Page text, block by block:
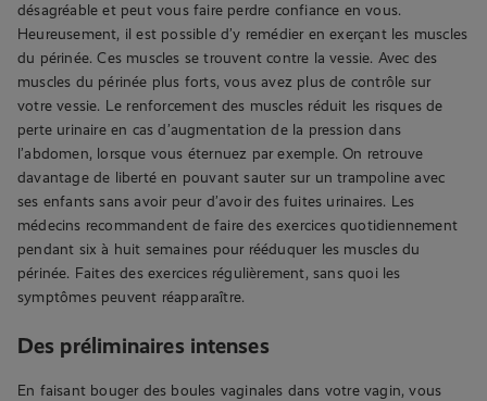
désagréable et peut vous faire perdre confiance en vous.
Heureusement, il est possible d’y remédier en exerçant les muscles
du périnée. Ces muscles se trouvent contre la vessie. Avec des
muscles du périnée plus forts, vous avez plus de contrôle sur
votre vessie. Le renforcement des muscles réduit les risques de
perte urinaire en cas d’augmentation de la pression dans
l’abdomen, lorsque vous éternuez par exemple. On retrouve
davantage de liberté en pouvant sauter sur un trampoline avec
ses enfants sans avoir peur d’avoir des fuites urinaires. Les
médecins recommandent de faire des exercices quotidiennement
pendant six à huit semaines pour rééduquer les muscles du
périnée. Faites des exercices régulièrement, sans quoi les
symptômes peuvent réapparaître.
Des préliminaires intenses
En faisant bouger des boules vaginales dans votre vagin, vous